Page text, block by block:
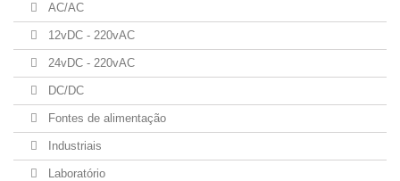
AC/AC
12vDC - 220vAC
24vDC - 220vAC
DC/DC
Fontes de alimentação
Industriais
Laboratório